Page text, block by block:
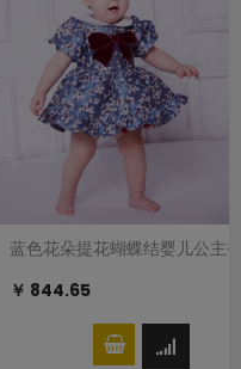
公主裙礼服裙
蓝色花朵提花蝴蝶结婴儿公主
￥ 844.65